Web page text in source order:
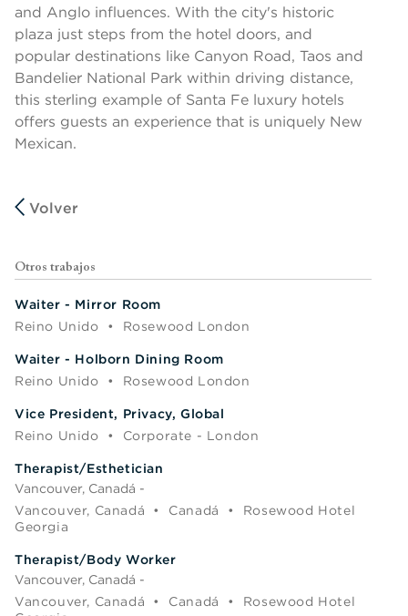
and Anglo influences. With the city's historic
plaza just steps from the hotel doors, and
popular destinations like Canyon Road, Taos and
Bandelier National Park within driving distance,
this sterling example of Santa Fe luxury hotels
offers guests an experience that is uniquely New
Mexican.
Volver
Otros trabajos
Waiter - Mirror Room
Reino Unido
•
Rosewood London
Waiter - Holborn Dining Room
Reino Unido
•
Rosewood London
Vice President, Privacy, Global
Reino Unido
•
Corporate - London
Therapist/Esthetician
Vancouver, Canadá -
Vancouver, Canadá
• Canadá •
Rosewood Hotel
Georgia
Therapist/Body Worker
Vancouver, Canadá -
Vancouver, Canadá
• Canadá •
Rosewood Hotel